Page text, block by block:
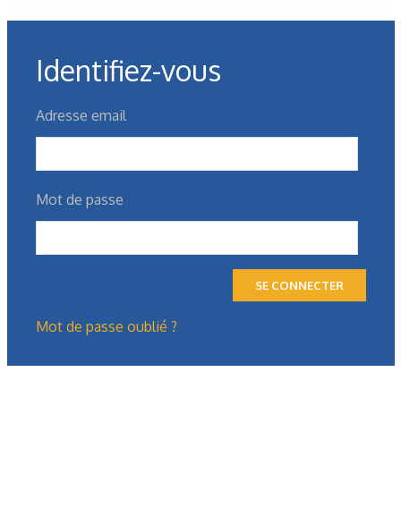
Identifiez-vous
Adresse email
Mot de passe
SE CONNECTER
Mot de passe oublié ?